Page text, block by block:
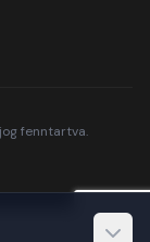
fenntartva.